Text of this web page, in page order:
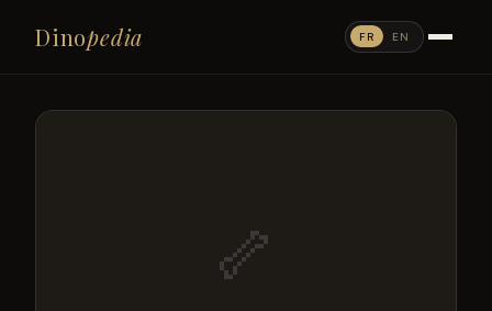
Dinopedia FR EN
🦴